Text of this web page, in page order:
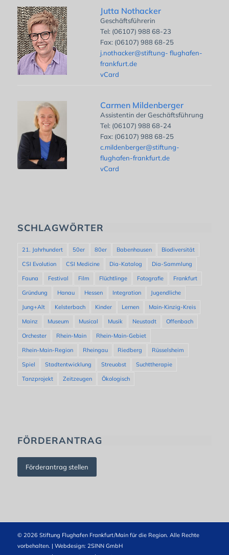
Jutta Nothacker
Geschäftsführerin
Tel: (06107) 988 68-23
Fax: (06107) 988 68-25
j.nothacker@stiftung- flughafen-
frankfurt.de
vCard
Carmen Mildenberger
Assistentin der Geschäftsführung
Tel: (06107) 988 68-24
Fax: (06107) 988 68-25
c.mildenberger@stiftung-
flughafen-frankfurt.de
vCard
SCHLAGWÖRTER
21. Jahrhundert 50er 80er Babenhausen
Biodiversität
CSI Evolution
CSI Medicine Dia-Katalog
Dia-Sammlung
Fauna
Festival Film Flüchtlinge Fotografie
Frankfurt
Gründung
Hanau Hessen Integration
Jugendliche
Jung+Alt
Kelsterbach Kinder Lernen
Main-Kinzig-Kreis
Mainz
Museum Musical Musik Neustadt
Offenbach
Orchester
Rhein-Main
Rhein-Main-Gebiet
Rhein-Main-Region
Rheingau Riedberg
Rüsselsheim
Spiel
Stadtentwicklung Streuobst
Suchttherapie
Tanzprojekt
Zeitzeugen Ökologisch
FÖRDERANTRAG
Förderantrag stellen
© 2026 Stiftung Flughafen Frankfurt/Main für die Region. Alle Rechte
vorbehalten. | Webdesign: 2SINN GmbH